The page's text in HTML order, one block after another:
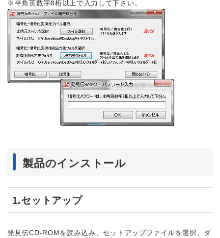
※半角英数字8桁以上で入力して下さい。
製品のインストール
1.セットアップ
発見伝CD-ROMを読み込み、セットアップファイルを選択、ダ